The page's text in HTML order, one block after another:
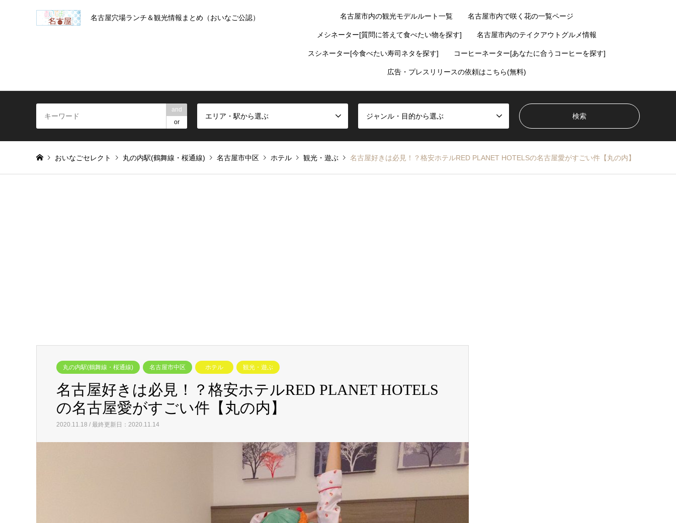
名古屋穴場ランチ＆観光情報まとめ（おいなご公認） 名古屋市内の観光モデルルート一覧 名古屋市内で咲く花の一覧ページ
メシネーター[質問に答えて食べたい物を探す] 名古屋市内のテイクアウトグルメ情報
スシネーター[今食べたい寿司ネタを探す] コーヒーネーター[あなたに合うコーヒーを探す]
広告・プレスリリースの依頼はこちら(無料)
and
or
エリア・駅から選ぶ ジャンル・目的から選ぶ
おいなごセレクト 丸の内駅(鶴舞線・桜通線) 名古屋市中区 ホテル 観光・遊ぶ 名古屋好きは必見！？格安ホテルRED PLANET HOTELSの名古屋愛がすごい件【丸の内】
丸の内駅(鶴舞線・桜通線) 名古屋市中区 ホテル 観光・遊ぶ
名古屋好きは必見！？格安ホテルRED PLANET HOTELS
の名古屋愛がすごい件【丸の内】
2020.11.18 / 最終更新日：2020.11.14